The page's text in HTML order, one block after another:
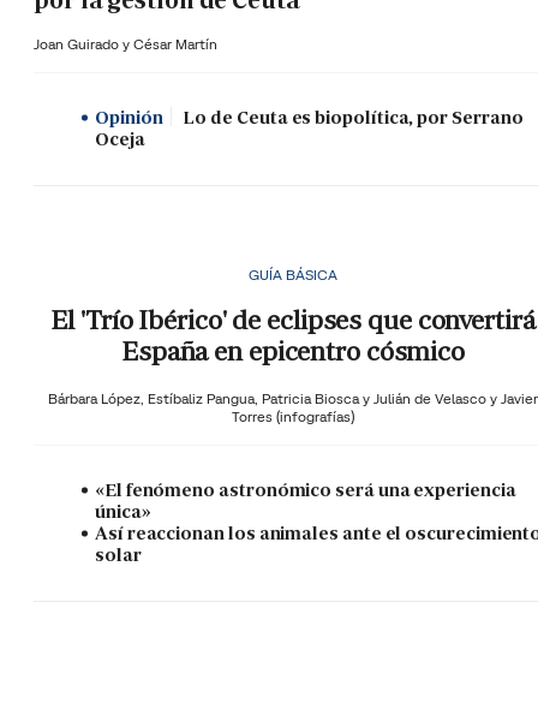
Joan Guirado y César Martín
Opinión
Lo de Ceuta es biopolítica, por Serrano
Oceja
GUÍA BÁSICA
El 'Trío Ibérico' de eclipses que convertirá
España en epicentro cósmico
Bárbara López, Estíbaliz Pangua, Patricia Biosca y Julián de Velasco y Javier
Torres (infografías)
«El fenómeno astronómico será una experiencia
única»
Así reaccionan los animales ante el
solar